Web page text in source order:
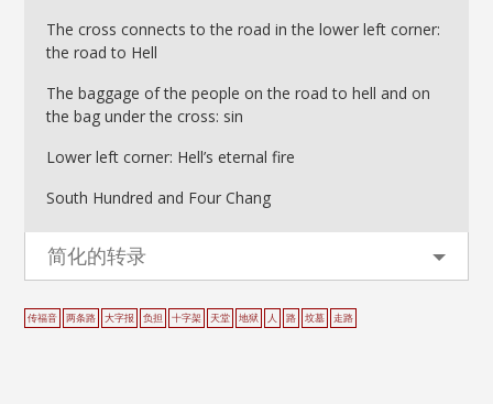
The cross connects to the road in the lower left corner:
the road to Hell
The baggage of the people on the road to hell and on
the bag under the cross: sin
Lower left corner: Hell’s eternal fire
South Hundred and Four Chang
简化的转录
传福音 两条路 大字报 负担 十字架 天堂 地狱 人 路 坟墓 走路